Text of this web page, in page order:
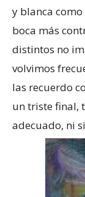
y blanca
boca más
distintos no
volvimos
las recuerdo
un triste final,
adecuado, ni